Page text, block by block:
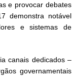
e provocar debates
demonstra notável
e sistemas de
canais dedicados –
governamentais